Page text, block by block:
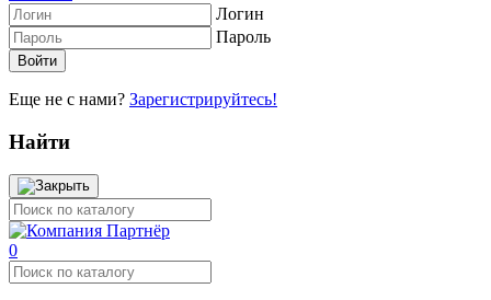
Логин
Пароль
Еще не с нами? Зарегистрируйтесь!
Найти
0